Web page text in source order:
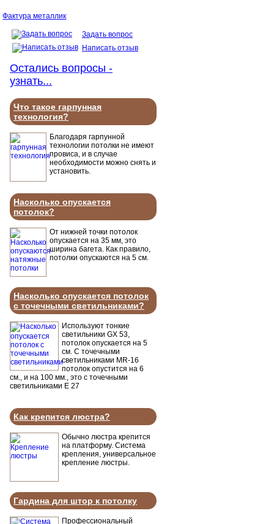
Фактура металлик
Задать вопрос
Написать отзыв
Остались вопросы -
узнать...
Что такое гарпунная
технология?
Благодаря гарпунной
технологии потолки не имеют
провиса, и в случае
необходимости можно снять и
установить.
Насколько опускается
потолок?
От нижней точки потолок
опускается на 35 мм, это
ширина багета. Как правило,
потолки опускаются на 5 см.
Насколько опускается потолок
с точечными светильниками?
Используют тонкие
светильники GX 53,
потолок опускается на 5
см. С точечными
светильниками MR-16
потолок опустится на 6
см., и на 100 мм., это с точечными
светильниками Е 27
Как крепится люстра?
Обычно люстра крепится
на платформу. Система
крепления, универсальное
крепление люстры.
Гардина для штор к потолку
Профессиональный